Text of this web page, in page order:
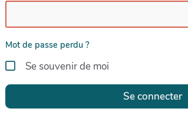
Mot de passe perdu ?
Se souvenir de moi
Se connecter